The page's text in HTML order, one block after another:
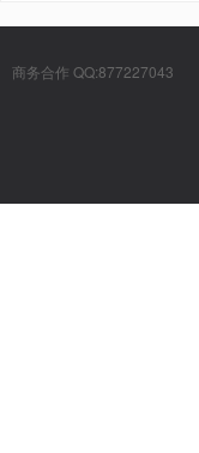
商务合作 QQ:877227043